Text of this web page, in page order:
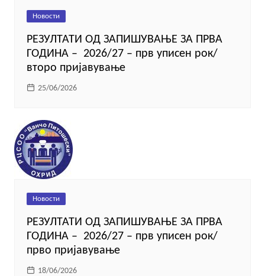
Новости
РЕЗУЛТАТИ ОД ЗАПИШУВАЊЕ ЗА ПРВА
ГОДИНА – 2026/27 – прв уписен рок/
второ пријавување
25/06/2026
Новости
РЕЗУЛТАТИ ОД ЗАПИШУВАЊЕ ЗА ПРВА
ГОДИНА – 2026/27 – прв уписен рок/
прво пријавување
18/06/2026